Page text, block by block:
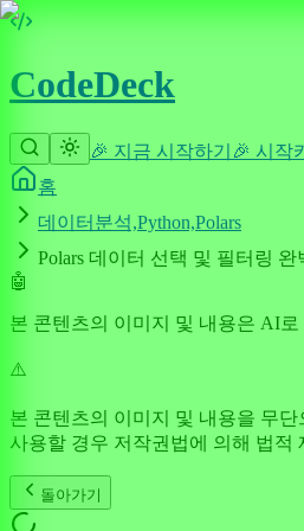
CodeDeck
🎉 지금 시작하기 🎉 시작
홈
데이터분석,Python,Polars
Polars 데이터 선택 및 필터링 완
🤖
본 콘텐츠의 이미지 및 내용은 AI
⚠️
본 콘텐츠의 이미지 및 내용을 무
사용할 경우 저작권법에 의해 법적
돌아가기